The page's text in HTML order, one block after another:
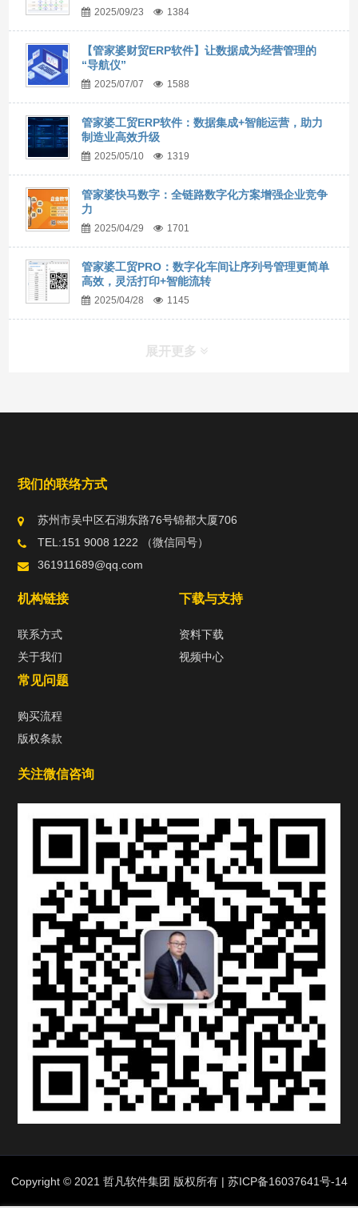
2025/09/23 1384
【管家婆财贸ERP软件】让数据成为经营管理的
“导航仪”
2025/07/07 1588
管家婆工贸ERP软件：数据集成+智能运营，助力
制造业高效升级
2025/05/10 1319
管家婆快马数字：全链路数字化方案增强企业竞争
力
2025/04/29 1701
管家婆工贸PRO：数字化车间让序列号管理更简单
高效，灵活打印+智能流转
2025/04/28 1145
展开更多
我们的联络方式
苏州市吴中区石湖东路76号锦都大厦706
TEL:151 9008 1222 （微信同号）
361911689@qq.com
机构链接
联系方式
关于我们
下载与支持
资料下载
视频中心
常见问题
购买流程
版权条款
关注微信咨询
Copyright © 2021 哲凡软件集团 版权所有 | 苏ICP备16037641号-14